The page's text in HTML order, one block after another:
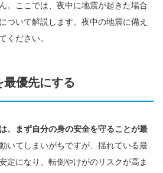
。ここでは、夜中に地震が起きた場合
ついて解説します。夜中の地震に備え
ください。
優先にする
、まず自分の身の安全を守ることが最
いてしまいがちですが、揺れている最
定になり、転倒やけがのリスクが高ま